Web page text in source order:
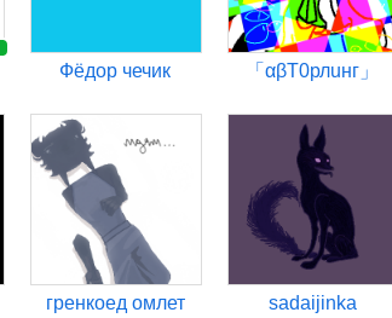
Фёдор чечик 「αβТ0рлuнг」
гренкоед омлет sadaijinka